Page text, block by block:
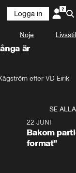
Logga in
Nöje Livsstil
är
efter VD Eirik
SE ALLA
22 JUNI
Bakom
format”